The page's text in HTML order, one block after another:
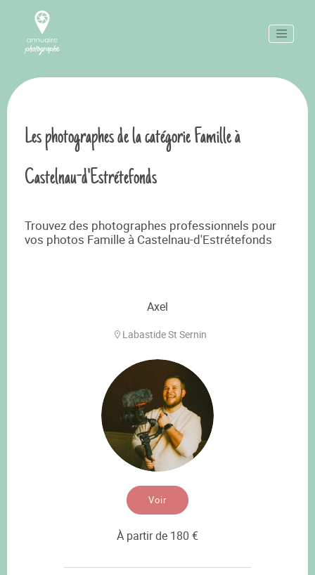
Les photographes de la catégorie Famille à
Castelnau-d'Estrétefonds
Trouvez des photographes professionnels pour
vos photos Famille à Castelnau-d'Estrétefonds
Axel
Labastide St Sernin
Voir
À partir de 180 €